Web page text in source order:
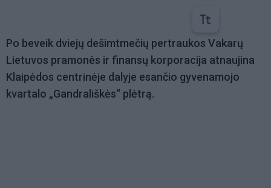
Po beveik dviejų dešimtmečių pertraukos Vakarų
Lietuvos pramonės ir finansų korporacija atnaujina
Klaipėdos centrinėje dalyje esančio gyvenamojo
kvartalo „Gandrališkės“ plėtrą.